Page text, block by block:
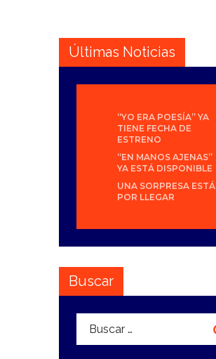
Últimas Noticias
“YO ERA POESÍA” YA
TIENE FECHA DE
ESTRENO
“EN MANOS AJENAS”
YA ESTÁ DISPONIBLE
UNA SORPRESA ESTÁ
POR LLEGAR
Buscar
Buscar: